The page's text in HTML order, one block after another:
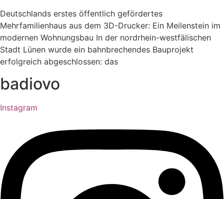
Deutschlands erstes öffentlich gefördertes
Mehrfamilienhaus aus dem 3D-Drucker: Ein Meilenstein im
modernen Wohnungsbau In der nordrhein-westfälischen
Stadt Lünen wurde ein bahnbrechendes Bauprojekt
erfolgreich abgeschlossen: das
badiovo
Instagram